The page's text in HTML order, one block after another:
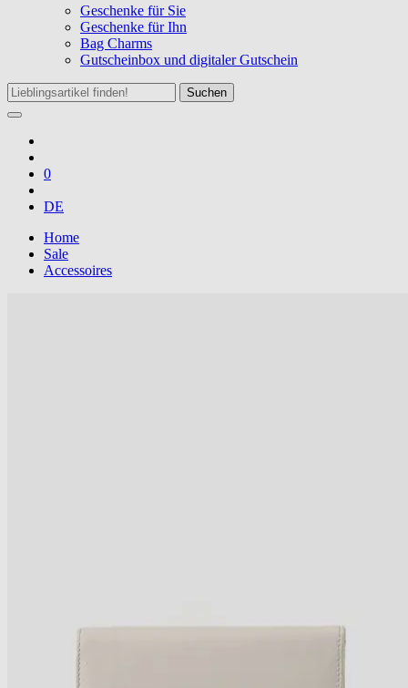
Geschenke für Sie
Geschenke für Ihn
Bag Charms
Gutscheinbox und digitaler Gutschein
Suchen
0
DE
Home
Sale
Accessoires